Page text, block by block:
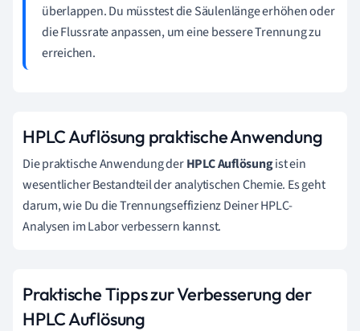
überlappen. Du müsstest die Säulenlänge erhöhen oder
die Flussrate anpassen, um eine bessere Trennung zu
erreichen.
HPLC Auflösung praktische Anwendung
Die praktische Anwendung derHPLC Auflösungist ein
wesentlicher Bestandteil der analytischen Chemie. Es geht
darum, wie Du die Trennungseffizienz Deiner HPLC-
Analysen im Labor verbessern kannst.
Praktische Tipps zur Verbesserung der
HPLC Auflösung